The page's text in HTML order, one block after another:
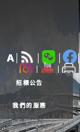
A
2926 4111
招標公告
我們的服務